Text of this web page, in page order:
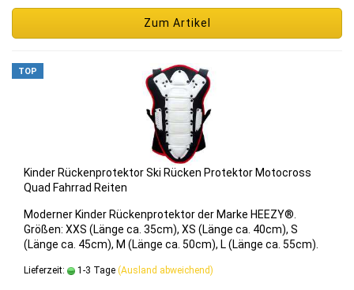
Zum Artikel
TOP
Kin­der Rü­cken­pro­tek­tor Ski Rü­cken Pro­tek­tor Mo­to­cross
Quad Fahr­rad Rei­ten
Mo­der­ner Kin­der Rü­cken­pro­tek­tor der Marke HEEZY®.
Grö­ßen: XXS (Länge ca. 35cm), XS (Länge ca. 40cm), S
(Länge ca. 45cm), M (Länge ca. 50cm), L (Länge ca. 55cm).
Lieferzeit: 1-3 Tage (Ausland abweichend)